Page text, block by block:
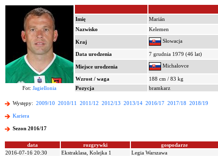
Imię
Marián
Nazwisko
Kelemen
Kraj Słowacja
Data urodzenia 7 grudnia 1979 (46 lat)
Miejsce urodzenia Michalovce
Wzrost / waga
188 cm / 83 kg
Fot: Jagiellonia Pozycja bramkarz
Występy: 2009/10 2010/11 2011/12 2012/13 2013/14 2016/17 2017/18 2018/19
Kariera
Sezon 2016/17
data rozgrywki
gospodarze
2016-07-16 20:30
Ekstraklasa, Kolejka 1
Legia Warszawa